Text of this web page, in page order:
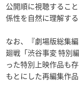
公開順に視聴するこ
係性を自然に理解す
なお、『劇場版総集
廻戦「渋谷事変 特別
った特別上映作品も
もとにした再編集作